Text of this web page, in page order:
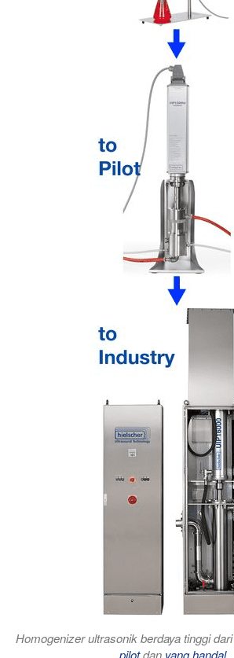
Homogenizer ultrasonik berdaya tinggi dari